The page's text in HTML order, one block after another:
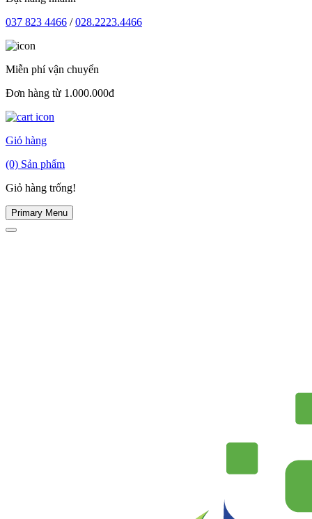
037 823 4466 /028.2223.4466
Miễn phí vận chuyển
Đơn hàng từ 1.000.000đ
Giỏ hàng
(0) Sản phẩm
Giỏ hàng trống!
Primary Menu